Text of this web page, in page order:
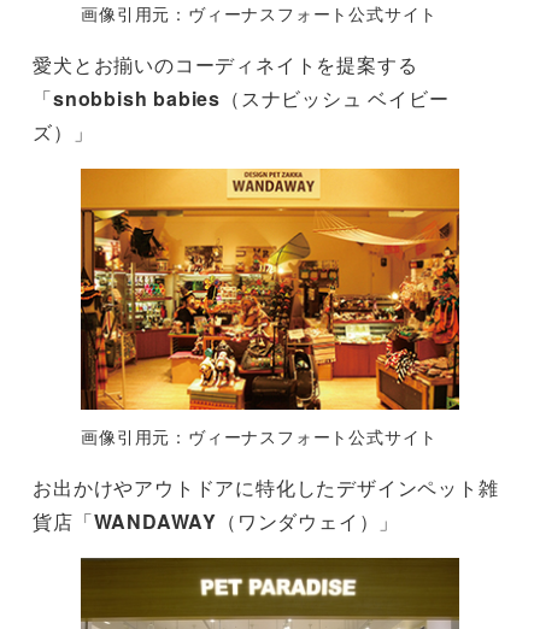
画像引用元：ヴィーナスフォート公式サイト
愛犬とお揃いのコーディネイトを提案する
「snobbish babies （スナビッシュ ベイビー
ズ）」
画像引用元：ヴィーナスフォート公式サイト
お出かけやアウトドアに特化したデザインペット雑
貨店「WANDAWAY （ワンダウェイ）」